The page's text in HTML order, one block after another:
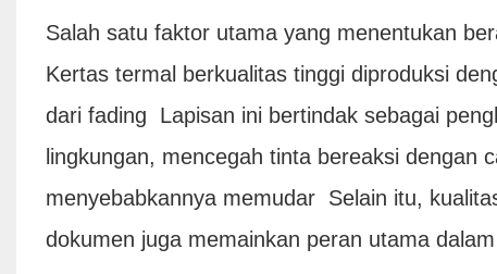
Salah satu faktor utama yang menentukan
Kertas termal berkualitas tinggi diproduksi
dari fading Lapisan ini bertindak sebagai
lingkungan, mencegah tinta bereaksi dengan
menyebabkannya memudar Selain itu,
dokumen juga memainkan peran utama